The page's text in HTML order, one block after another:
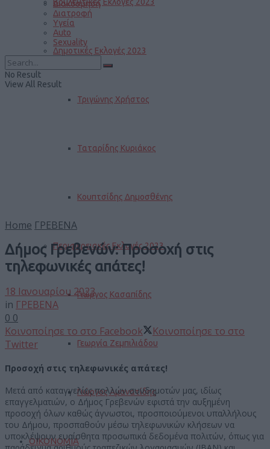
Δημοτικές Εκλογές 2023
Τριγώνης Χρήστος
Ταταρίδης Κυριάκος
Κουπτσίδης Δημοσθένης
Περιφερειακές Εκλογές 2023
Γιώργος Κασαπίδης
Γεωργία Ζεμπιλιάδου
Γιώργος Αμανατίδης
ΟΙΚΟΝΟΜΙΑ
Διακόσμηση
Διατροφή
Υγεία
Auto
Sexuality
No Result
View All Result
Home ΓΡΕΒΕΝΑ
Δήμος Γρεβενών: Προσοχή στις
τηλεφωνικές απάτες!
18 Ιανουαρίου 2023
in ΓΡΕΒΕΝΑ
0 0
Κοινοποίησε το στο Facebook
Κοινοποίησε το στο
Twitter
Προσοχή στις τηλεφωνικές απάτες!
Μετά από καταγγελίες πολλών συνδημοτών μας, ιδίως
επαγγελματιών, ο Δήμος Γρεβενών εφιστά την αυξημένη
προσοχή όλων καθώς άγνωστοι, προσποιούμενοι υπαλλήλους
του Δήμου, προσπαθούν μέσω τηλεφωνικών κλήσεων να
υποκλέψουν ευαίσθητα προσωπικά δεδομένα πολιτών, όπως για